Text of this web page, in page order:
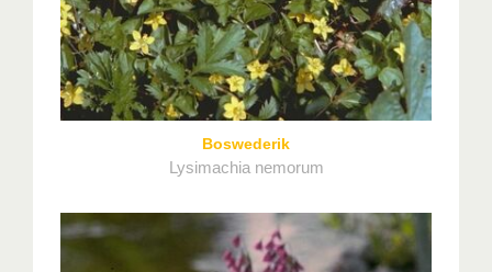
Boswederik
Lysimachia nemorum